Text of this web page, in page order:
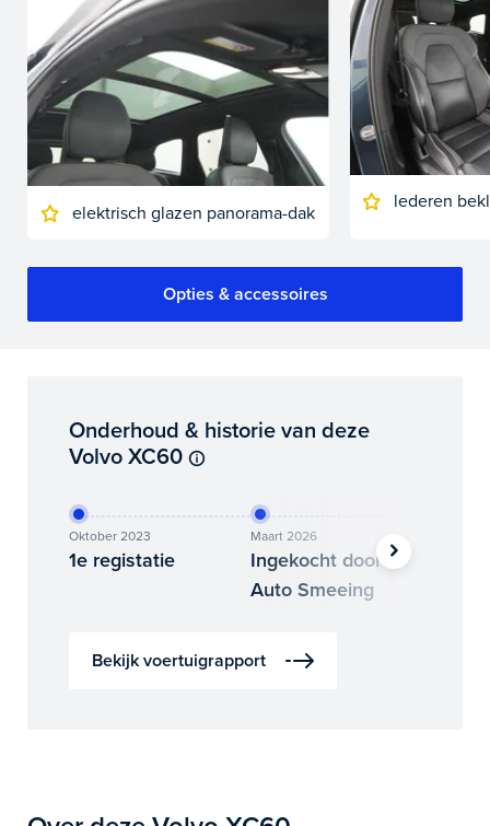
elektrisch glazen panorama-dak
lederen
Opties & accessoires
Onderhoud & historie van deze
Volvo XC60
Oktober 2023
1e registatie
Maart 2026
Ingekocht door
Auto Smeeing
Bekijk voertuigrapport